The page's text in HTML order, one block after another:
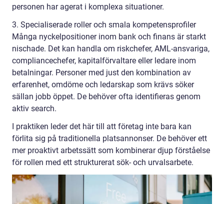
personen har agerat i komplexa situationer.
3. Specialiserade roller och smala kompetensprofiler
Många nyckelpositioner inom bank och finans är starkt
nischade. Det kan handla om riskchefer, AML-ansvariga,
compliancechefer, kapitalförvaltare eller ledare inom
betalningar. Personer med just den kombination av
erfarenhet, omdöme och ledarskap som krävs söker
sällan jobb öppet. De behöver ofta identifieras genom
aktiv search.
I praktiken leder det här till att företag inte bara kan
förlita sig på traditionella platsannonser. De behöver ett
mer proaktivt arbetssätt som kombinerar djup förståelse
för rollen med ett strukturerat sök- och urvalsarbete.